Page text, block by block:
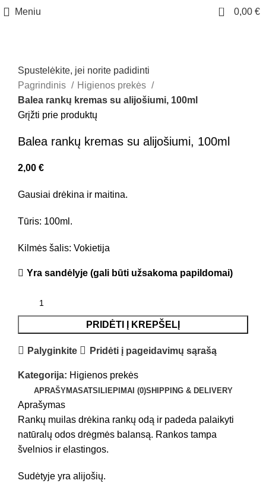
Meniu 0 0,00 €
Spustelėkite, jei norite padidinti
Pagrindinis
Higienos prekės
Balea rankų kremas su alijošiumi, 100ml
Grįžti prie produktų
Balea rankų kremas su alijošiumi, 100ml
2,00 €
Gausiai drėkina ir maitina.
Tūris: 100ml.
Kilmės šalis: Vokietija
Yra sandėlyje (gali būti užsakoma papildomai)
PRIDĖTI Į KREPŠELĮ
Palyginkite Pridėti į pageidavimų sąrašą
Kategorija: Higienos prekės
APRAŠYMASATSILIEPIMAI (0)SHIPPING & DELIVERY
Aprašymas
Rankų muilas drėkina rankų odą ir padeda palaikyti
natūralų odos drėgmės balansą. Rankos tampa
švelnios ir elastingos.
Sudėtyje yra alijošių.